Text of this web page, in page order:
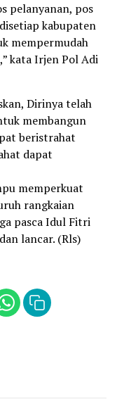
pelanyanan, pos
kabupaten
mempermudah
kata Irjen Pol Adi
Dirinya telah
membangun
beristrahat
dapat
memperkuat
rangkaian
pasca Idul Fitri
lancar. (Rls)